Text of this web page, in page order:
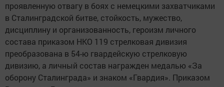
проявленную отвагу в боях с немецкими захватчиками
в Сталинградской битве, стойкость, мужество,
дисциплину и организованность, героизм личного
состава приказом НКО 119 стрелковая дивизия
преобразована в 54-ю гвардейскую стрелковую
дивизию, а личный состав награжден медалью «За
оборону Сталинграда» и знаком «Гвардия». Приказом